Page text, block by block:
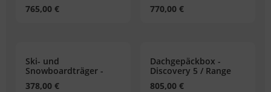
Range Rover Velar /
Range Rover Sport
765,00 €
770,00 €
Ski- und
Snowboardträger -
Range Rover Sport
378,00 €
Dachgepäckbox -
Discovery 5 / Range
Rover Sport
805,00 €